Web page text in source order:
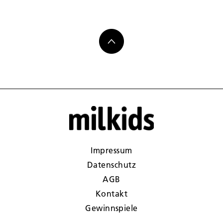
Impressum
Datenschutz
AGB
Kontakt
Gewinnspiele